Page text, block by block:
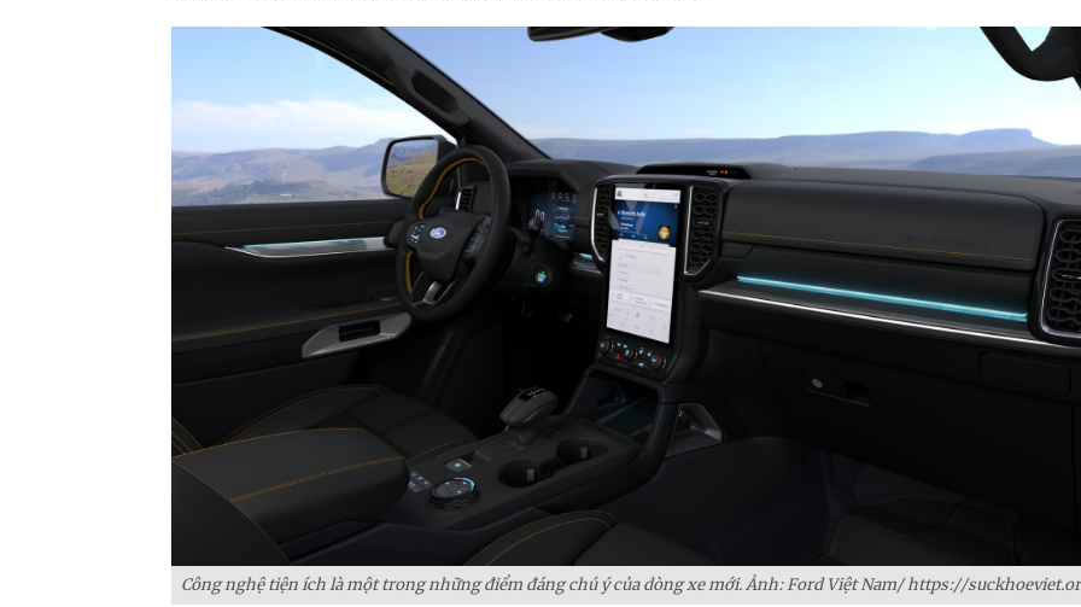
Công nghệ tiện ích là một trong những điểm đáng chú ý của dòng xe mới. Ảnh: Ford Việt Nam/ https://